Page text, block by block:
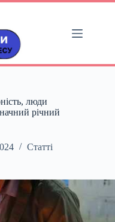
люди
річний
Статті